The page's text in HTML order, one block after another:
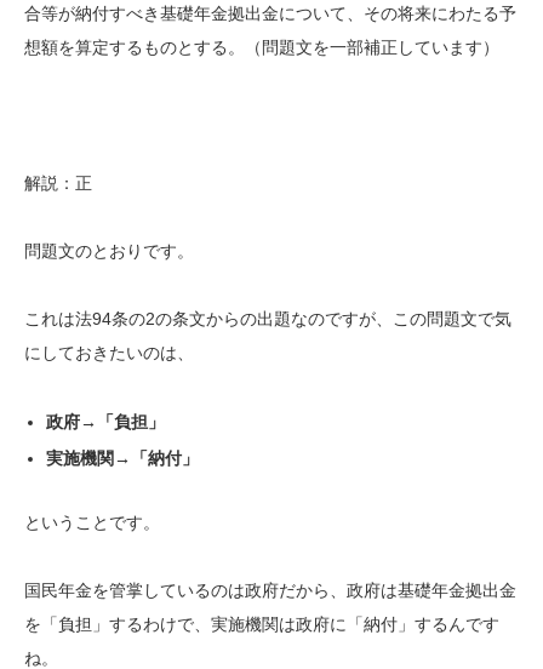
合等が納付すべき基礎年金拠出金について、その将来にわたる予
想額を算定するものとする。（問題文を一部補正しています）
解説：正
問題文のとおりです。
これは法94条の2の条文からの出題なのですが、この問題文で気
にしておきたいのは、
政府→「負担」
実施機関→「納付」
ということです。
国民年金を管掌しているのは政府だから、政府は基礎年金拠出金
を「負担」するわけで、実施機関は政府に「納付」するんです
ね。